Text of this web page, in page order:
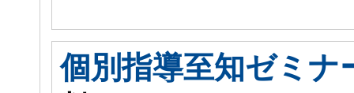
個別指導至知ゼミナ